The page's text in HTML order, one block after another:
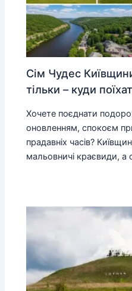
Сім Чудес
тільки – куди
Хочете поєднати
оновленням, спокоєм
прадавніх часів?
мальовничі краєвиди, а